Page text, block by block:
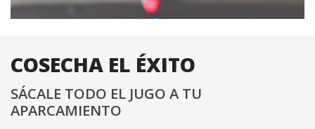
COSECHA EL ÉXITO
SÁCALE TODO EL JUGO A TU
APARCAMIENTO